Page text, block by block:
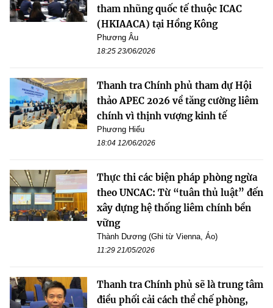
tham nhũng quốc tế thuộc ICAC
(HKIAACA) tại Hồng Kông
Phương Âu
18:25 23/06/2026
Thanh tra Chính phủ tham dự Hội
thảo APEC 2026 về tăng cường liêm
chính vì thịnh vượng kinh tế
Phương Hiếu
18:04 12/06/2026
Thực thi các biện pháp phòng ngừa
theo UNCAC: Từ “tuân thủ luật” đến
xây dựng hệ thống liêm chính bền
vững
Thành Dương (Ghi từ Vienna, Áo)
11:29 21/05/2026
Thanh tra Chính phủ sẽ là trung tâm
điều phối cải cách thể chế phòng,